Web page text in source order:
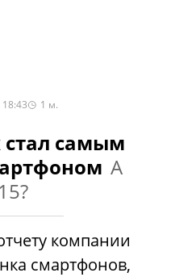
1 м.
стал самым
А
компании
смартфонов,